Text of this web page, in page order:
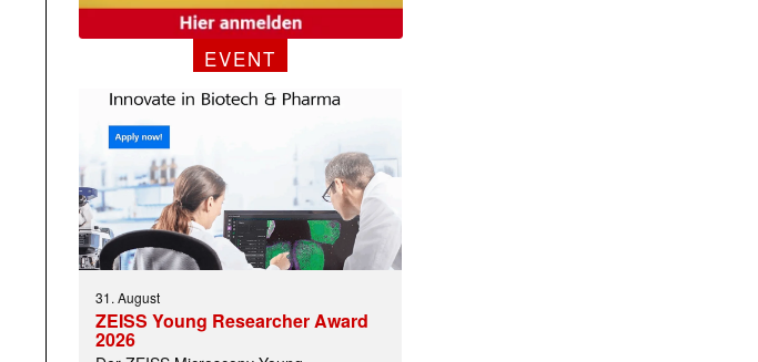
EVENT
31. August
ZEISS Young Researcher Award
2026